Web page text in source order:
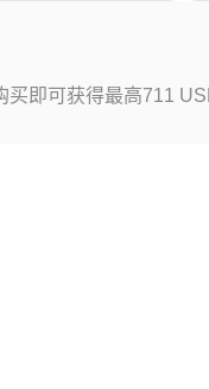
买即可获得最高711